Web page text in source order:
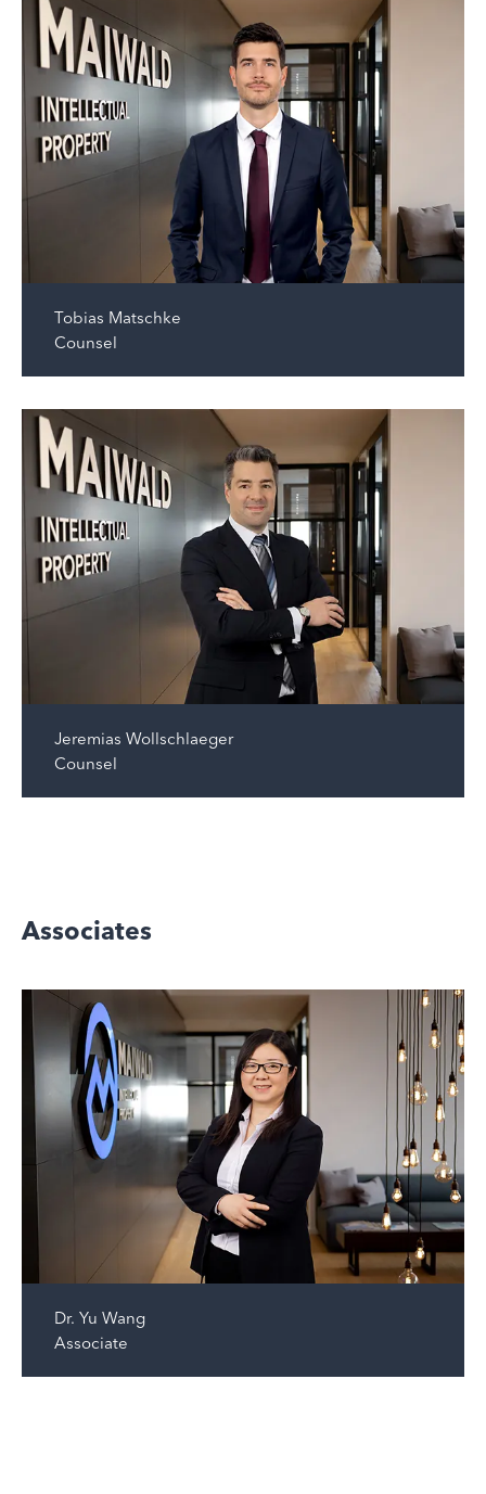
Tobias Matschke
Counsel
Jeremias Wollschlaeger
Counsel
Associates
Dr. Yu Wang
Associate